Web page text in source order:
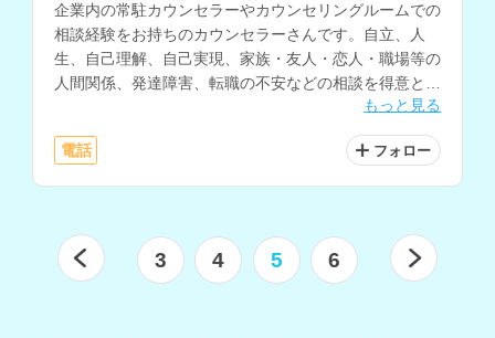
企業内の常駐カウンセラーやカウンセリングルームでの
相談経験をお持ちのカウンセラーさんです。自立、人
生、自己理解、自己実現、家族・友人・恋人・職場等の
人間関係、発達障害、転職の不安などの相談を得意とさ
もっと見る
電話 フォロー
3 4 5 6